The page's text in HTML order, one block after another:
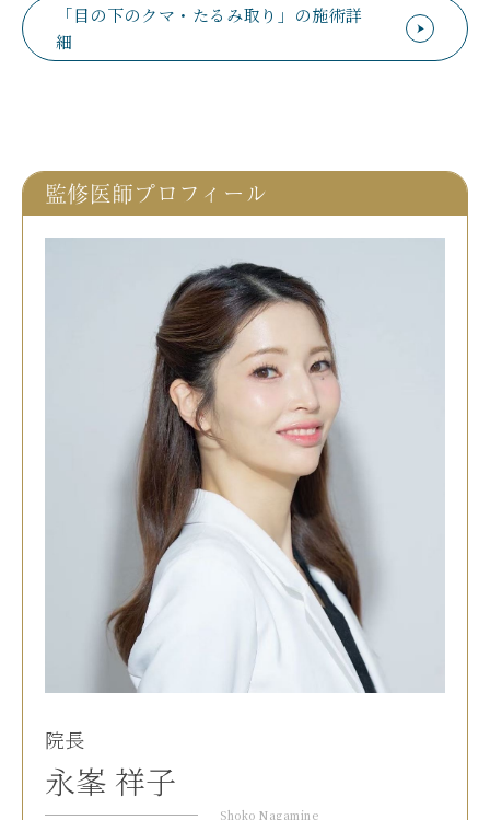
「目の下のクマ・たるみ取り」の施術詳
細
監修医師プロフィール
院長
永峯 祥子
Shoko Nagamine